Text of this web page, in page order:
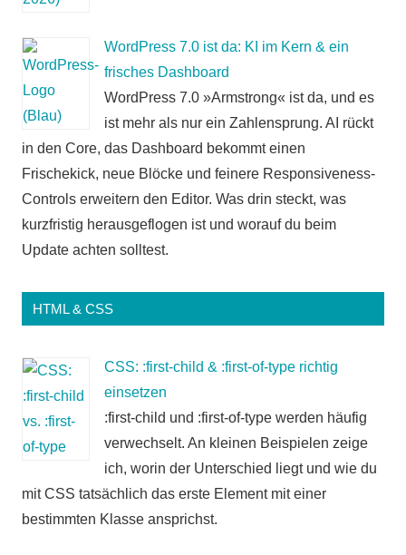
WordPress 7.0 ist da: KI im Kern & ein
frisches Dashboard
WordPress 7.0 »Armstrong« ist da, und es
ist mehr als nur ein Zahlensprung. AI rückt
in den Core, das Dashboard bekommt einen
Frischekick, neue Blöcke und feinere Responsiveness-
Controls erweitern den Editor. Was drin steckt, was
kurzfristig herausgeflogen ist und worauf du beim
Update achten solltest.
HTML & CSS
CSS: :first-child & :first-of-type richtig
einsetzen
:first-child und :first-of-type werden häufig
verwechselt. An kleinen Beispielen zeige
ich, worin der Unterschied liegt und wie du
mit CSS tatsächlich das erste Element mit einer
bestimmten Klasse ansprichst.